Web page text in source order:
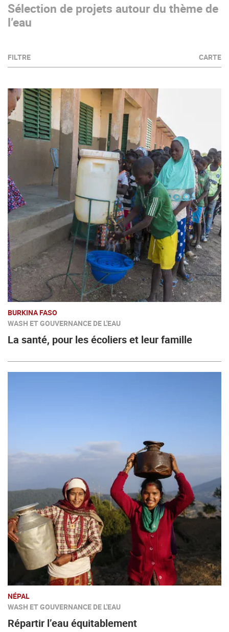
Sélection de projets autour du thème de
l’eau
FILTRE CARTE
BURKINA FASO
WASH ET GOUVERNANCE DE L'EAU
La santé, pour les écoliers et leur famille
NÉPAL
WASH ET GOUVERNANCE DE L'EAU
Répartir l’eau équitablement